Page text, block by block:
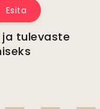
Esita
tulevaste